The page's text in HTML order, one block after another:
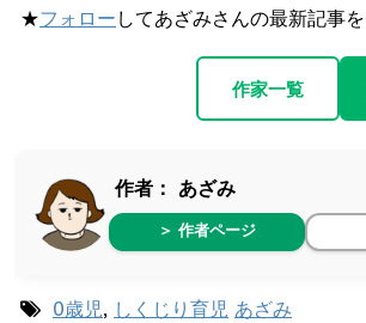
★フォロー してあざみさんの最新記事を
作家一覧
作者： あざみ
＞ 作者ページ
0歳児, しくじり育児 あざみ